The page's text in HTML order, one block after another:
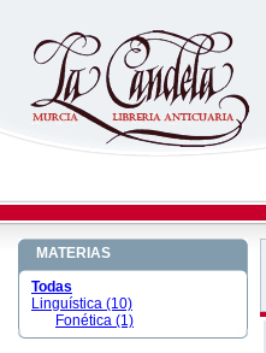
MATERIAS
Todas
Linguística (10)
Fonética (1)